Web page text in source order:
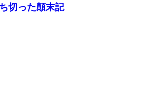
切った顛末記